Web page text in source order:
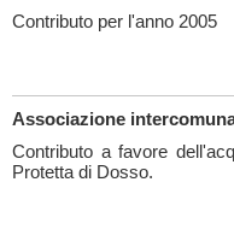
Contributo per l'anno 2005
Associazione
Contributo a favore
Protetta di Dosso.